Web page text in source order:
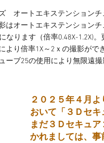
オートエキステンションチ
はオートエキステンションチ
なります（倍率0.48X-1.2X)。
り倍率1X～2ｘの撮影がで
ーブ25の使用により無限遠
２０２５年４月
おいて「３Ｄセキ
まだ３Ｄセキュ
かれましては、